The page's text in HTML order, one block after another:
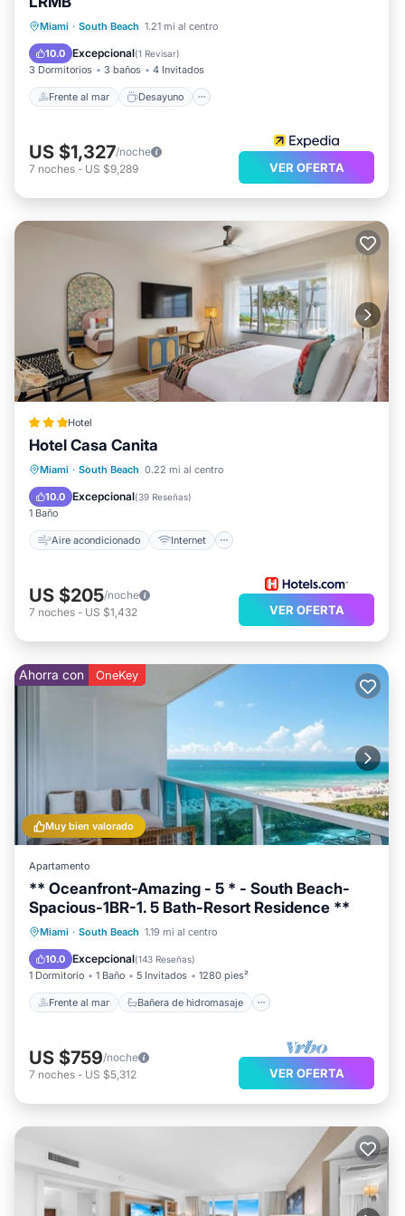
Número de licencia : 2362411, BTR010493-07-2021
Miami · South Beach 1.21 mi al centro
10.0 Excepcional(1 Revisar)
3 Dormitorios 3 baños 4 Invitados
Frente al mar Desayuno
Frente al mar
Desayuno
Aparcamiento
US $1,327/noche
7 noches - US $9,289 VER OFERTA
Hotel
Hotel Casa Canita
Miami · South Beach 0.22 mi al centro
10.0 Excepcional(39 Reseñas)
1 Baño
Aire acondicionado Internet
Aire acondicionado
Apto para niños
Accesible en silla de ruedas
US $205/noche
7 noches - US $1,432 VER OFERTA
Muy bien valorado
Ahorra con OneKey
Apartamento
** Oceanfront-Amazing - 5 * - South Beach-
Spacious-1BR-1. 5 Bath-Resort Residence **
Miami · South Beach 1.19 mi al centro
10.0 Excepcional(143 Reseñas)
1 Dormitorio 1 Baño 5 Invitados 1280 pies²
Frente al mar Bañera de hidromasaje
Frente al mar
Bañera de hidromasaje
Aparcamiento
Piscina
US $759/noche
7 noches - US $5,312 VER OFERTA